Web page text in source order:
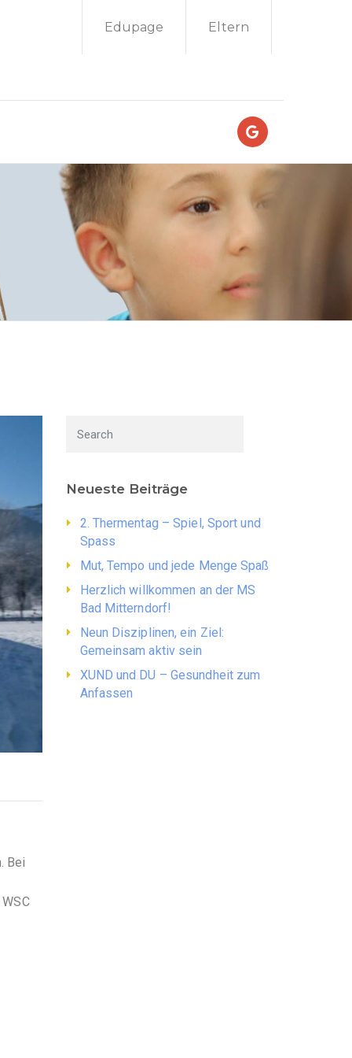
Edupage Eltern
Bei
Neueste Beiträge
2. Thermentag – Spiel, Sport und
Spass
Mut, Tempo und jede Menge Spaß
Herzlich willkommen an der MS
Bad Mitterndorf!
Neun Disziplinen, ein Ziel:
Gemeinsam aktiv sein
XUND und DU – Gesundheit zum
Anfassen